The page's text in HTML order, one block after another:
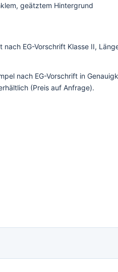
geätztem Hintergrund
EG-Vorschrift Klasse II,
nach EG-Vorschrift in
(Preis auf Anfrage).